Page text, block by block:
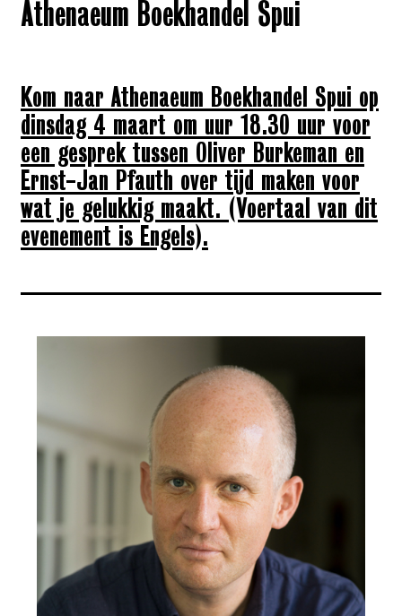
Athenaeum Boekhandel Spui
Kom naar Athenaeum Boekhandel Spui op
dinsdag 4 maart om uur 18.30 uur voor
een gesprek tussen Oliver Burkeman en
Ernst-Jan Pfauth over tijd maken voor
wat je gelukkig maakt. (Voertaal van dit
evenement is Engels).